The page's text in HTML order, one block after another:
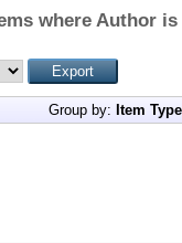
where Author is
Group by: Item Type